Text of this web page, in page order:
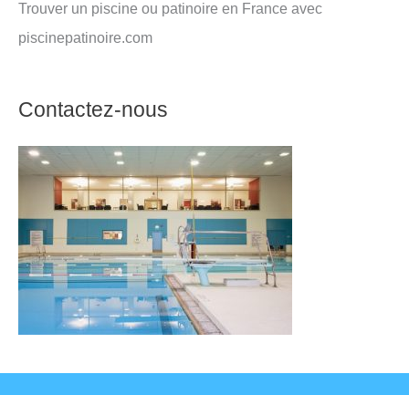
Trouver un piscine ou patinoire en France avec
piscinepatinoire.com
Contactez-nous